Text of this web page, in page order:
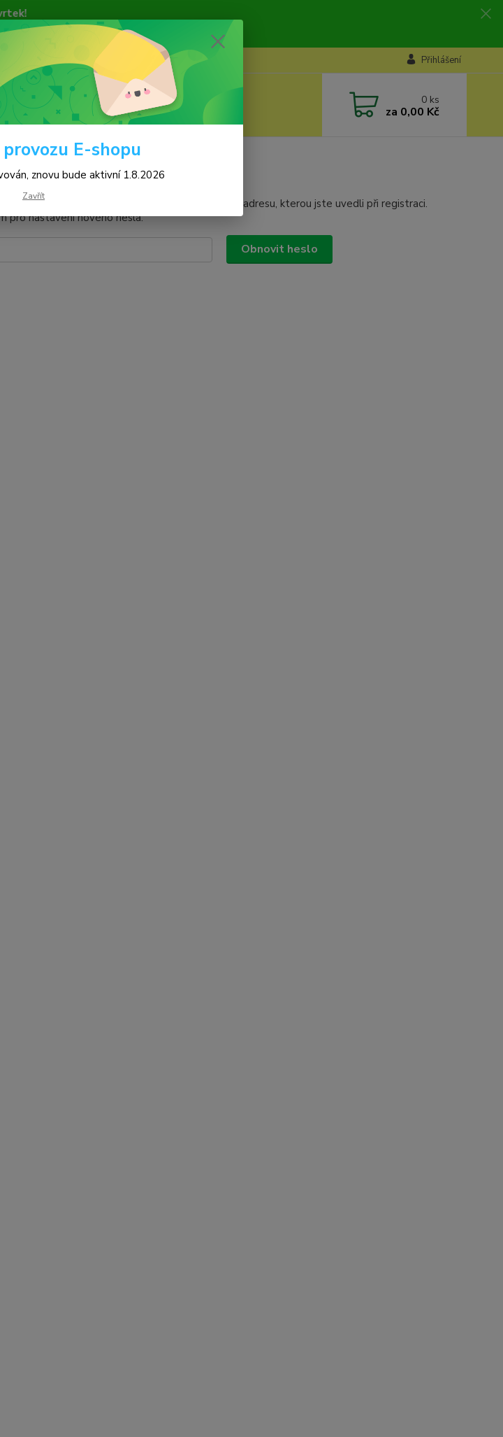
Přihlášení
Hledat 0 ks
za 0,00 Kč
jste své heslo, zadejte svou e-mailovou adresu, kterou jste uvedli při registraci.
pro nastavení nového hesla.
Obnovit heslo
E-shopu
znovu bude aktivní 1.8.2026
Zavřít